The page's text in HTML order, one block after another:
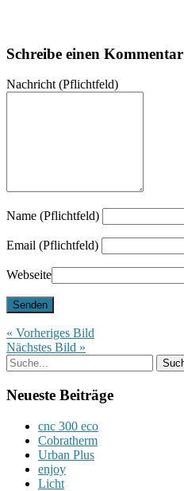
Schreibe einen Kommentar
Nachricht (Pflichtfeld)
Name (Pflichtfeld)
Email (Pflichtfeld)
Webseite
« Vorheriges Bild
Nächstes Bild »
Neueste Beiträge
cnc 300 eco
Cobratherm
Urban Plus
enjoy
Licht